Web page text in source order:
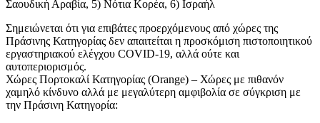
Σαουδική Αραβία, 5) Νότια Κορέα, 6) Ισραήλ
Σημειώνεται ότι για επιβάτες προερχόμενους από χώρες της
Πράσινης Κατηγορίας δεν απαιτείται η προσκόμιση πιστοποιητικού
εργαστηριακού ελέγχου COVID-19, αλλά ούτε και
αυτοπεριορισμός.
Χώρες Πορτοκαλί Κατηγορίας (Orange) – Χώρες με πιθανόν
χαμηλό κίνδυνο αλλά με μεγαλύτερη αμφιβολία σε σύγκριση με
την Πράσινη Κατηγορία: